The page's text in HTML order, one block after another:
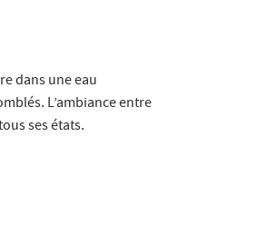
dans une eau
L’ambiance entre
ses états.